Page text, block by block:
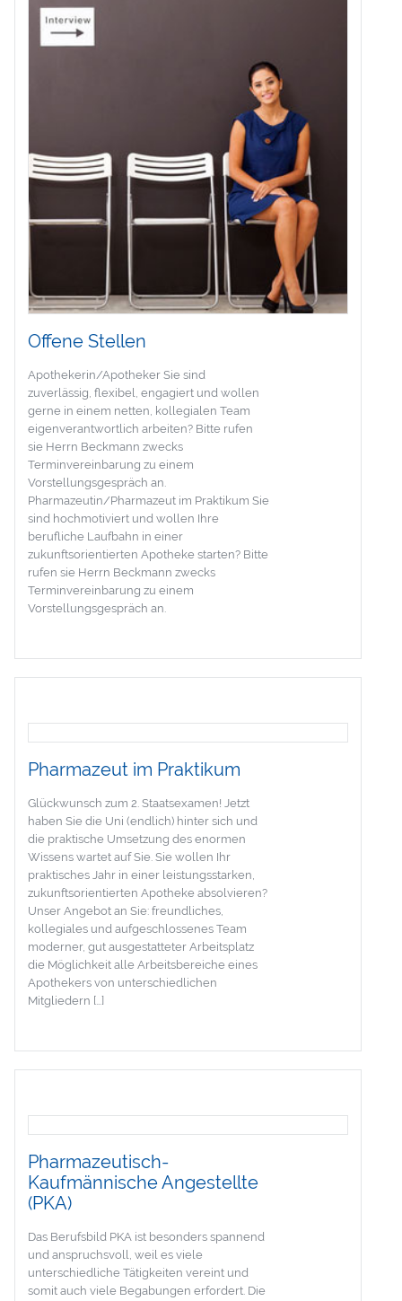
Offene Stellen
Apothekerin/Apotheker Sie sind
zuverlässig, flexibel, engagiert und wollen
gerne in einem netten, kollegialen Team
eigenverantwortlich arbeiten? Bitte rufen
sie Herrn Beckmann zwecks
Terminvereinbarung zu einem
Vorstellungsgespräch an.
Pharmazeutin/Pharmazeut im Praktikum Sie
sind hochmotiviert und wollen Ihre
berufliche Laufbahn in einer
zukunftsorientierten Apotheke starten? Bitte
rufen sie Herrn Beckmann zwecks
Terminvereinbarung zu einem
Vorstellungsgespräch an.
Pharmazeut im Praktikum
Glückwunsch zum 2. Staatsexamen! Jetzt
haben Sie die Uni (endlich) hinter sich und
die praktische Umsetzung des enormen
Wissens wartet auf Sie. Sie wollen Ihr
praktisches Jahr in einer leistungsstarken,
zukunftsorientierten Apotheke absolvieren?
Unser Angebot an Sie: freundliches,
kollegiales und aufgeschlossenes Team
moderner, gut ausgestatteter Arbeitsplatz
die Möglichkeit alle Arbeitsbereiche eines
Apothekers von unterschiedlichen
Mitgliedern […]
Pharmazeutisch-
Kaufmännische Angestellte
(PKA)
Das Berufsbild PKA ist besonders spannend
und anspruchsvoll, weil es viele
unterschiedliche Tätigkeiten vereint und
somit auch viele Begabungen erfordert. Die